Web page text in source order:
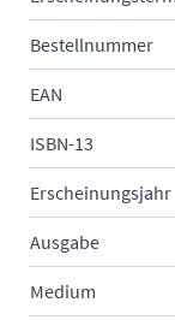
Bestellnummer
EAN
ISBN-13
Erscheinungsjahr
Ausgabe
Medium